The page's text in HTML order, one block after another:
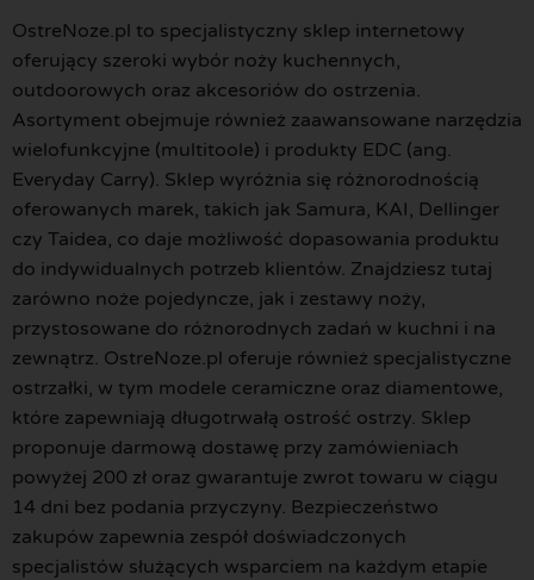
OstreNoze.pl to specjalistyczny sklep internetowy
oferujący szeroki wybór noży kuchennych,
outdoorowych oraz akcesoriów do ostrzenia.
Asortyment obejmuje również zaawansowane narzędzia
wielofunkcyjne (multitoole) i produkty EDC (ang.
Everyday Carry). Sklep wyróżnia się różnorodnością
oferowanych marek, takich jak Samura, KAI, Dellinger
czy Taidea, co daje możliwość dopasowania produktu
do indywidualnych potrzeb klientów. Znajdziesz tutaj
zarówno noże pojedyncze, jak i zestawy noży,
przystosowane do różnorodnych zadań w kuchni i na
zewnątrz. OstreNoze.pl oferuje również specjalistyczne
ostrzałki, w tym modele ceramiczne oraz diamentowe,
które zapewniają długotrwałą ostrość ostrzy. Sklep
proponuje darmową dostawę przy zamówieniach
powyżej 200 zł oraz gwarantuje zwrot towaru w ciągu
14 dni bez podania przyczyny. Bezpieczeństwo
zakupów zapewnia zespół doświadczonych
specjalistów służących wsparciem na każdym etapie